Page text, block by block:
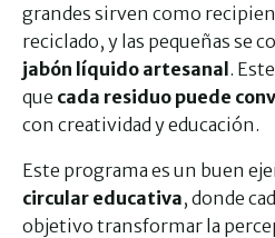
grandes sirven como
reciclado, y las pequeñas se
jabón líquido artesanal.
que cada residuo puede
con creatividad y educación.
Este programa es un buen
circular educativa, donde
objetivo transformar la